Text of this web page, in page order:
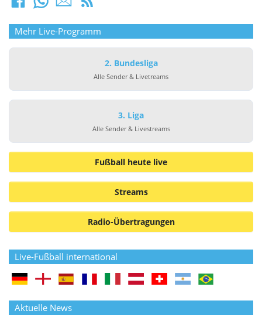
Mehr Live-Programm
2. Bundesliga
Alle Sender & Livetreams
3. Liga
Alle Sender & Livestreams
Fußball heute live
Streams
Radio-Übertragungen
Live-Fußball international
Aktuelle News